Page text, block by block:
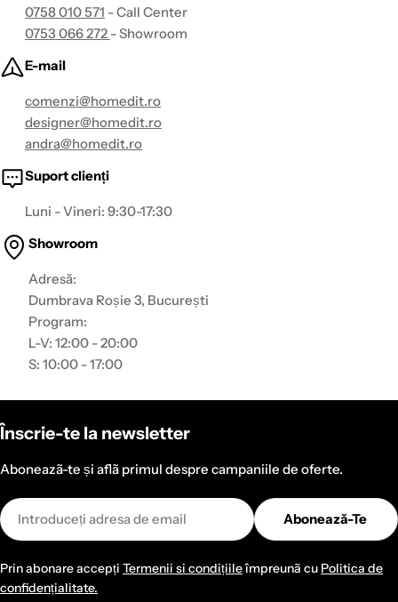
0758 010 571 - Call Center
0753 066 272 - Showroom
E-mail
comenzi@homedit.ro
designer@homedit.ro
andra@homedit.ro
Suport clienți
Luni - Vineri: 9:30-17:30
Showroom
Adresă:
Dumbrava Roșie 3, București
Program:
L-V: 12:00 - 20:00
S: 10:00 - 17:00
Înscrie-te la newsletter
Aboneazã-te și aflã primul despre campaniile de oferte.
Email
Abonează-Te
Prin abonare accepți Termenii si condițiileîmpreunã cu Politica de
confidențialitate.